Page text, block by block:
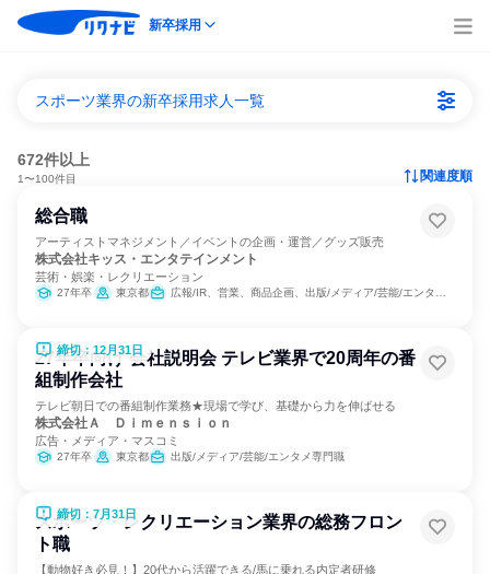
新卒採用
スポーツ業界の新卒採用求人一覧
672件以上
1〜100件目 関連度順
総合職
アーティストマネジメント／イベントの企画・運営／グッズ販売
株式会社キッス・エンタテインメント
芸術・娯楽・レクリエーション
27年卒 東京都 広報/IR、営業、商品企画、出版/メディア/芸能/エンタメ専門職、マーケティング・広告・宣伝
締切：12月31日
27年卒向け 会社説明会 テレビ業界で20周年の番
組制作会社
テレビ朝日での番組制作業務★現場で学び、基礎から力を伸ばせる
株式会社Ａ Ｄｉｍｅｎｓｉｏｎ
広告・メディア・マスコミ
27年卒 東京都 出版/メディア/芸能/エンタメ専門職
締切：7月31日
スポーツ・レクリエーション業界の総務フロン
ト職
【動物好き必見！】20代から活躍できる/馬に乗れる内定者研修